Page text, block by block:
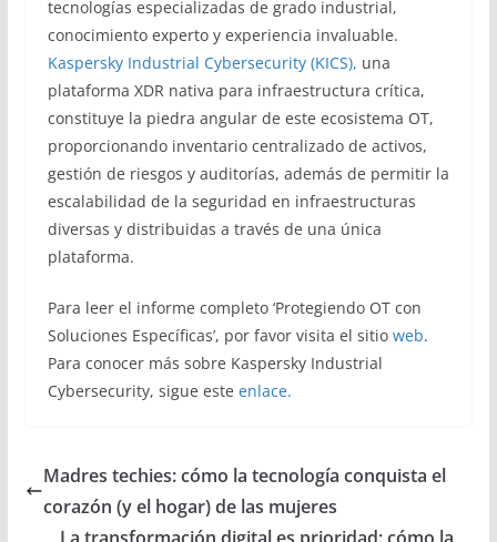
tecnologías especializadas de grado industrial,
conocimiento experto y experiencia invaluable.
Kaspersky Industrial Cybersecurity (KICS), una
plataforma XDR nativa para infraestructura crítica,
constituye la piedra angular de este ecosistema OT,
proporcionando inventario centralizado de activos,
gestión de riesgos y auditorías, además de permitir la
escalabilidad de la seguridad en infraestructuras
diversas y distribuidas a través de una única
plataforma.
Para leer el informe completo ‘Protegiendo OT con
Soluciones Específicas’, por favor visita el sitio web.
Para conocer más sobre Kaspersky Industrial
Cybersecurity, sigue este enlace.
Madres techies: cómo la tecnología conquista el
corazón (y el hogar) de las mujeres